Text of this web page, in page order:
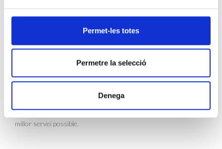
Permet-les totes
Permetre la selecció
Denega
però amb una mateixa voluntat: treballar junts, ajudar-nos i
continuar construint un projecte compartit.
endavant, compartim els bons moments i ens recolzem quan les
dificultats apareixen.
Avui volem fer un reconeixement especial als equips
Laboratori Clínic
agrair-vos tota la feina que feu perquè cada dia puguem oferir el
millor servei possible.